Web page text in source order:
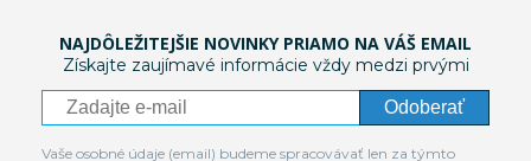
NAJDÔLEŽITEJŠIE NOVINKY PRIAMO NA VÁŠ EMAIL
Získajte zaujímavé informácie vždy medzi prvými
Odoberať
Vaše osobné údaje (email) budeme spracovávať len za týmto